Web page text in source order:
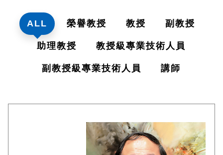
ALL 榮譽教授 教授 副教授
助理教授 教授級專業技術人員
副教授級專業技術人員 講師